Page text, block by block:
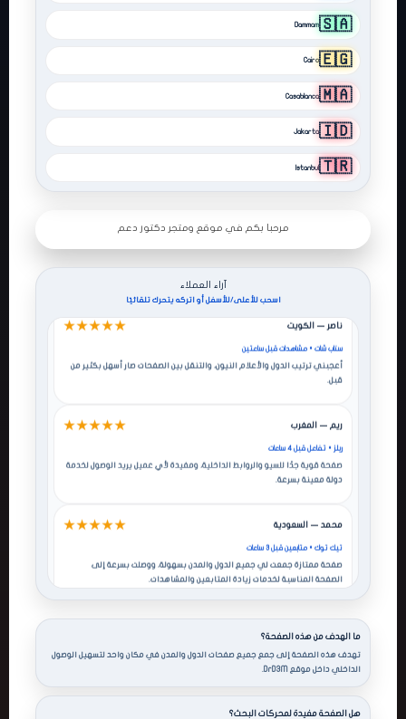
🇸🇦
Dammam
🇪🇬
Cairo
🇲🇦
Casablanca
🇮🇩
Jakarta
🇹🇷
Istanbul
مرحبا بكم في موقع ومتجر دكتور دعم
آراء العملاء
اسحب للأعلى/للأسفل أو اتركه يتحرك تلقائيًا
محمد — السعودية
تيك توك • متابعين قبل 3 ساعات
صفحة ممتازة جمعت لي جميع الدول والمدن بسهولة، ووصلت بسرعة إلى
الصفحة المناسبة لخدمات زيادة المتابعين والمشاهدات.
انستقرام • لايكات قبل 5 ساعات
إلى صفحة دبي وأبوظبي بدون بحث طويل.
يوتيوب • مشاهدات قبل 6 ساعات
من أفضل الصفحات الداخلية في DrD3M، خاصة لمن يبحث عن خدمات السوشيال
سناب شات • مشاهدات قبل ساعتين
أعجبني ترتيب الدول والأعلام النيون، والتنقل بين الصفحات صار أسهل بكثير من
قبل.
ريلز • تفاعل قبل 4 ساعات
صفحة قوية جدًا للسيو والروابط الداخلية، ومفيدة لأي عميل يريد الوصول لخدمة
دولة معينة بسرعة.
تيك توك • متابعين قبل 3 ساعات
صفحة ممتازة جمعت لي جميع الدول والمدن بسهولة، ووصلت بسرعة إلى
الصفحة المناسبة لخدمات زيادة المتابعين والمشاهدات.
انستقرام • لايكات قبل 5 ساعات
إلى صفحة دبي وأبوظبي بدون بحث طويل.
أحمد — مصر
ما الهدف من هذه الصفحة؟
تهدف هذه الصفحة إلى جمع جميع صفحات الدول والمدن في مكان واحد لتسهيل الوصول
الداخلي داخل موقع DrD3M.
هل الصفحة مفيدة لمحركات البحث؟